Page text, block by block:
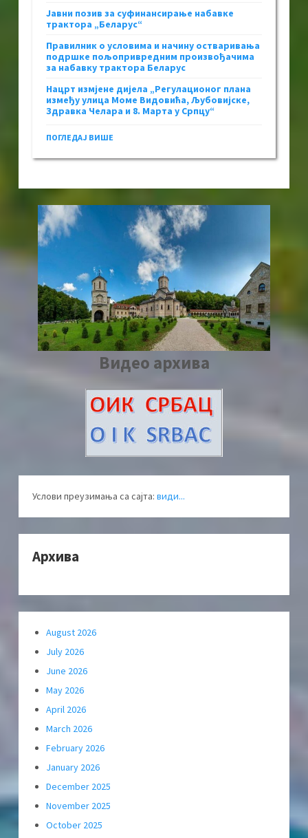
Јавни позив за суфинансирање набавке
трактора „Беларус“
Правилник о условима и начину остваривања
подршке пољопривредним произвођачима
за набавку трактора Беларус
Нацрт измјене дијела „Регулационог плана
између улица Моме Видовића, Љубовијске,
Здравка Челара и 8. Марта у Српцу“
ПОГЛЕДАЈ ВИШЕ
Видео архива
Услови преузимања са сајта: види...
Архива
August 2026
July 2026
June 2026
May 2026
April 2026
March 2026
February 2026
January 2026
December 2025
November 2025
October 2025